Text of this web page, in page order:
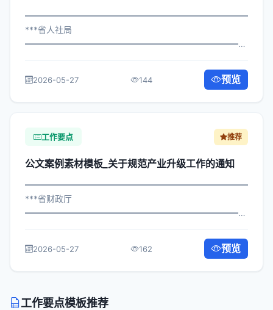
***省人社局
直属机构： 为深入贯彻落实习近平总书...
2026-05-27 144 预览
工作要点 推荐
公文案例素材模板_关于规范产业升级工作的通知
***省财政厅
机构： 为深入贯彻落实习近平总书记关...
2026-05-27 162 预览
工作要点模板推荐